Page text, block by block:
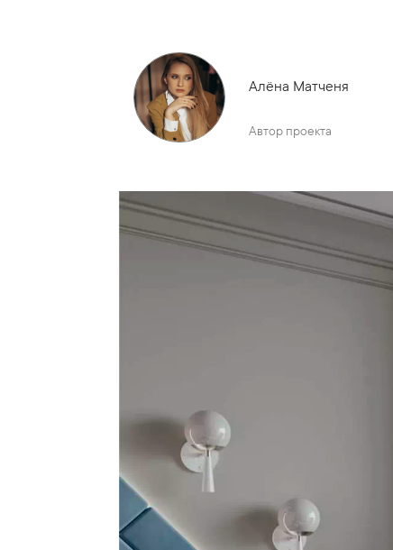
Алёна Матченя
Автор проекта